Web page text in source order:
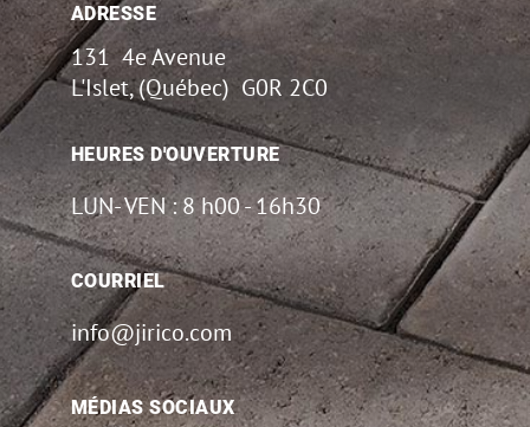
ADRESSE
131 4e Avenue
L'Islet, (Québec) G0R 2C0
HEURES D'OUVERTURE
LUN- VEN : 8 h00 - 16h30
COURRIEL
info@jirico.com
MÉDIAS SOCIAUX